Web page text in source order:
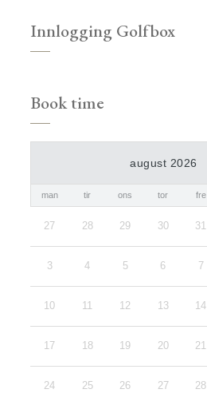
Innlogging Golfbox
Book time
august 2026
man tir ons tor fre
27 28 29 30 31
3 4 5 6 7
10 11 12 13 14
17 18 19 20 21
24 25 26 27 28